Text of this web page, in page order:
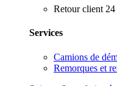
Retour client 24
Services
Camions de
Remorques et